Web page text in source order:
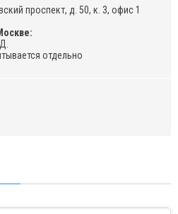
проспект, д. 50, к. 3, офис 1
отдельно